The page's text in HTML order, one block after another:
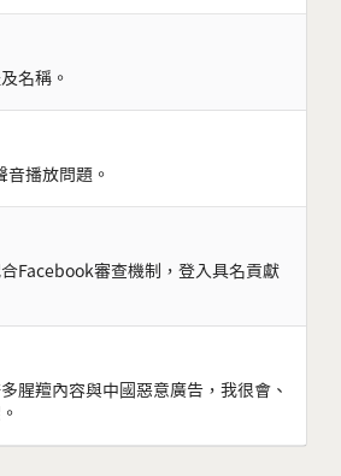
名稱。
播放問題。
Facebook審查機制，登入具名貢獻
腥羶內容與中國惡意廣告，我很會、